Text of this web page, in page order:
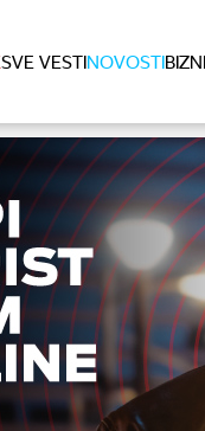
SVE VESTINOVOSTI